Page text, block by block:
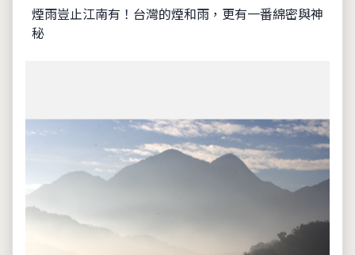
煙雨豈止江南有！台灣的煙和雨，更有一番綿密與神
秘